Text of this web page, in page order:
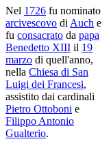
Nel 1726 fu nominato
arcivescovo di Auch e
fu consacrato da papa
Benedetto XIII il 19
marzo di quell'anno,
nella Chiesa di San
Luigi dei Francesi,
assistito dai cardinali
Pietro Ottoboni e
Filippo Antonio
Gualterio.